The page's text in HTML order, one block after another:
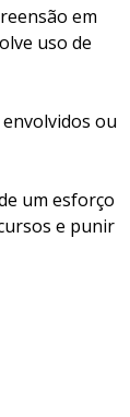
em
uso de
ou
um esforço
e punir